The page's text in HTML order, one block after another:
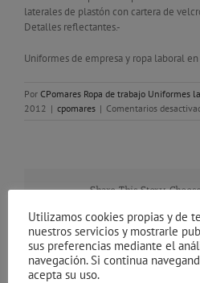
laterales de plastón con cartera de
Detalles reflectantes.-
Uniformes de empresa y ropa laboral
Por CPomares Ropa de trabajo Uniformes
2012 | cpomares | Comentarios
Share This Story,
FacebookTwitterReddit
Utilizamos cookies propias y de
nuestros servicios y mostrarle
sus preferencias mediante el
navegación. Si continua
acepta su uso.